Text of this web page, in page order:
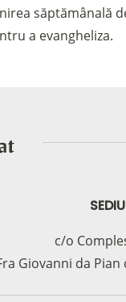
săptămânală
a evangheliza.
c/o
Giovanni da Pian